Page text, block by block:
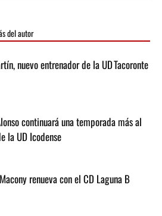
del autor
nuevo entrenador de la UD Tacoronte
continuará una temporada más al
la UD Icodense
renueva con el CD Laguna B